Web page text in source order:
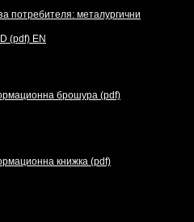
потребителя: металургични
(pdf) EN
брошура (pdf)
книжка (pdf)